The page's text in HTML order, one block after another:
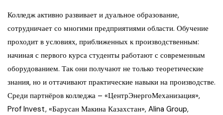
Колледж активно развивает и дуальное образование,
сотрудничает со многими предприятиями области. Обучение
проходит в условиях, приближенных к производственным:
начиная с первого курса студенты работают с современным
оборудованием. Так они получают не только теоретические
знания, но и оттачивают практические навыки на производстве.
Среди партнёров колледжа – «ЦентрЭнергоМеханизация»,
Prof Invest, «Барусан Макина Казахстан», Alina Group,